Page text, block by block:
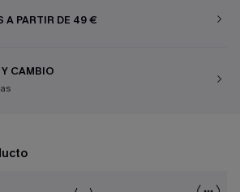
A PARTIR DE 49 €
CAMBIO